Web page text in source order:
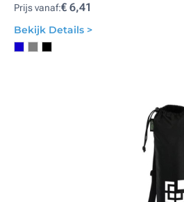
Prijs vanaf:€ 6,41
Bekijk Details >